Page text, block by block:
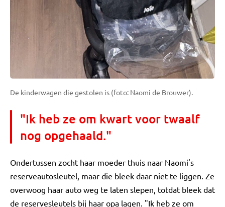
De kinderwagen die gestolen is (foto: Naomi de Brouwer).
"Ik heb ze om kwart voor twaalf
nog opgehaald."
Ondertussen zocht haar moeder thuis naar Naomi's
reserveautosleutel, maar die bleek daar niet te liggen. Ze
overwoog haar auto weg te laten slepen, totdat bleek dat
de reservesleutels bij haar opa lagen. "Ik heb ze om